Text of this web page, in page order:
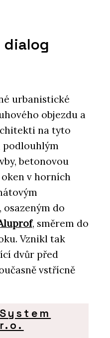
dialog
urbanistické
objezdu a
na tyto
podlouhlým
betonovou
v horních
do
, směrem do
Vznikl tak
dvůr před
vstřícně